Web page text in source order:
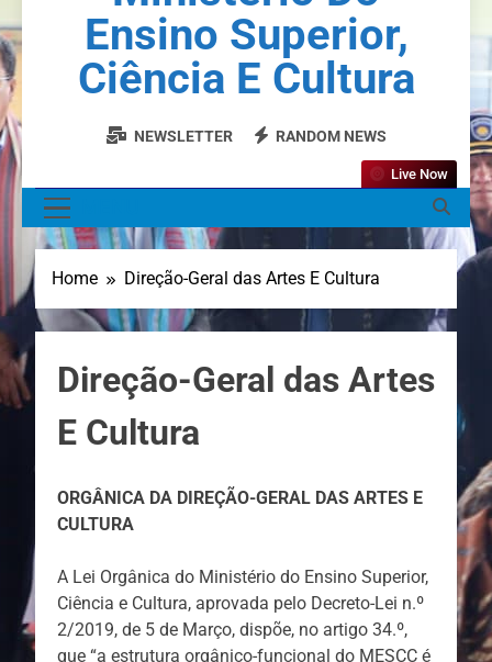
Ensino Superior,
Ciência E Cultura
NEWSLETTER RANDOM NEWS
Live Now
Home Direção-Geral das Artes E Cultura
Direção-Geral das Artes
E Cultura
ORGÂNICA DA DIREÇÃO-GERAL DAS ARTES E
CULTURA
A Lei Orgânica do Ministério do Ensino Superior,
Ciência e Cultura, aprovada pelo Decreto-Lei n.º
2/2019, de 5 de Março, dispõe, no artigo 34.º,
que “a estrutura orgânico-funcional do MESCC é